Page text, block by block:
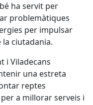
ha servit per
problemàtiques
per impulsar
ciutadania.
i Viladecans
una estreta
reptes
a millorar serveis i